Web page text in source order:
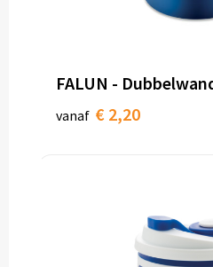
FALUN -
vanaf € 2,20